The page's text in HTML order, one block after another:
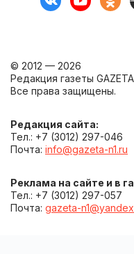
© 2012 — 2026
Редакция газеты
Все права защищены.
Редакция сайта:
Тел.: +7 (3012) 297-046
Почта: info@gazeta-n1.ru
Реклама на сайте и в
Тел.: +7 (3012) 297-057
Почта: gazeta-